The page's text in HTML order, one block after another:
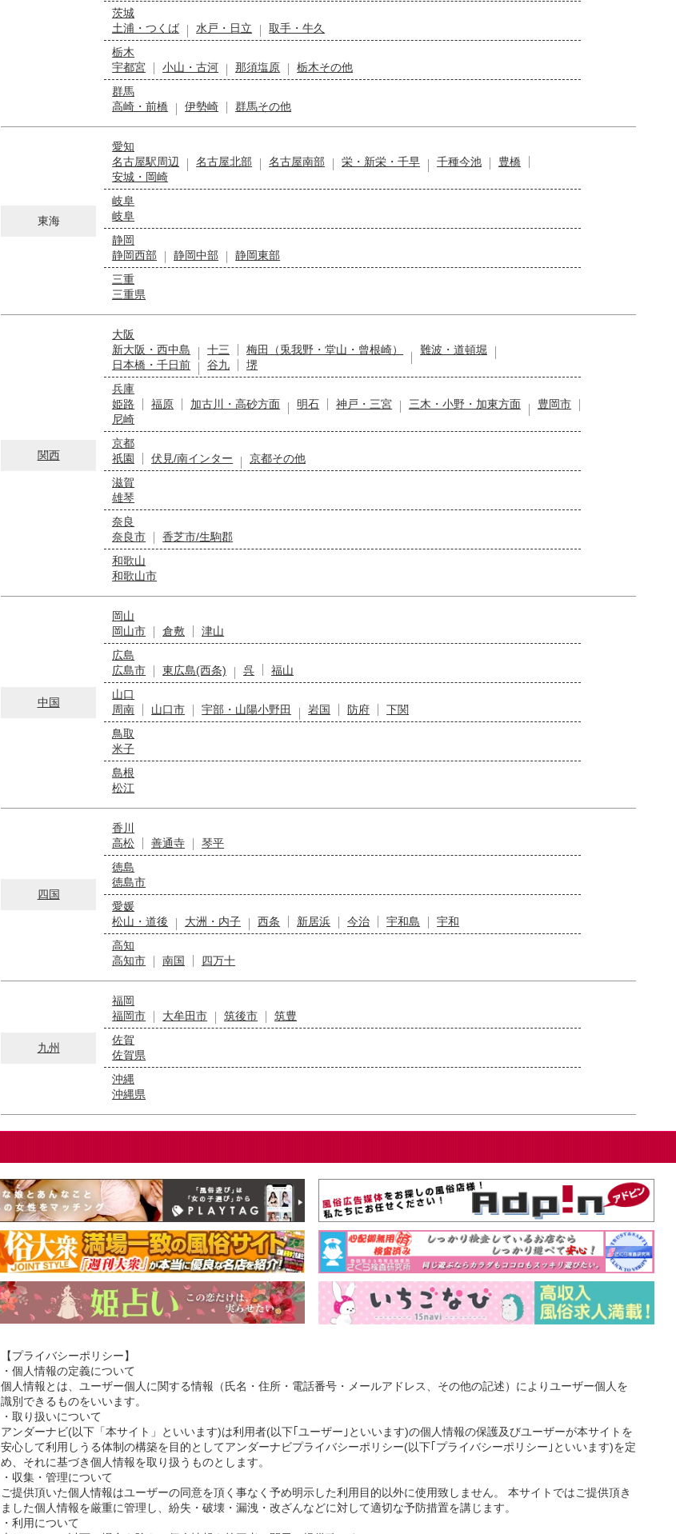
茨城
土浦・つくば
水戸・日立
取手・牛久
栃木
宇都宮
小山・古河 那須塩原
栃木その他
群馬
高崎・前橋
伊勢崎 群馬その他
東海
愛知
名古屋駅周辺
名古屋北部 名古屋南部 栄・新栄・千早 千種今池
豊橋
安城・岡崎
岐阜
岐阜
静岡
静岡西部
静岡中部
静岡東部
三重
三重県
関西
大阪
新大阪・西中島
十三 梅田（兎我野・堂山・曾根崎）
難波・道頓堀
日本橋・千日前
谷九
堺
兵庫
姫路
福原 加古川・高砂方面 明石 神戸・三宮 三木・小野・加東方面
豊岡市
尼崎
京都
祇園
伏見/南インター
京都その他
滋賀
雄琴
奈良
奈良市
香芝市/生駒郡
和歌山
和歌山市
中国
岡山
岡山市
倉敷
津山
広島
広島市
東広島(西条) 呉
福山
山口
周南
山口市 宇部・山陽小野田 岩国 防府
下関
鳥取
米子
島根
松江
四国
香川
高松
善通寺
琴平
徳島
徳島市
愛媛
松山・道後
大洲・内子 西条 新居浜 今治 宇和島
宇和
高知
高知市
南国 四万十
九州
福岡
福岡市
大牟田市 筑後市
筑豊
佐賀
佐賀県
沖縄
沖縄県
【プライバシーポリシー】
・個人情報の定義について
個人情報とは、ユーザー個人に関する情報（氏名・住所・電話番号・メールアドレス、その他の記述）によりユーザー個人を
識別できるものをいいます。
・取り扱いについて
アンダーナビ(以下「本サイト」といいます)は利用者(以下｢ユーザー｣といいます)の個人情報の保護及びユーザーが本サイトを
安心して利用しうる体制の構築を目的としてアンダーナビプライバシーポリシー(以下｢プライバシーポリシー｣といいます)を定
め、それに基づき個人情報を取り扱うものとします。
・収集・管理について
ご提供頂いた個人情報はユーザーの同意を頂く事なく予め明示した利用目的以外に使用致しません。 本サイトではご提供頂き
ました個人情報を厳重に管理し、紛失・破壊・漏洩・改ざんなどに対して適切な予防措置を講じます。
・利用について